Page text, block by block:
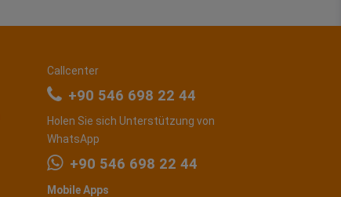
Callcenter
+90 546 698 22 44
Holen Sie sich Unterstützung von
WhatsApp
+90 546 698 22 44
Mobile Apps